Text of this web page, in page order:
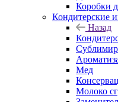
Коробки
Кондитерские
Назад
Мед
Молоко